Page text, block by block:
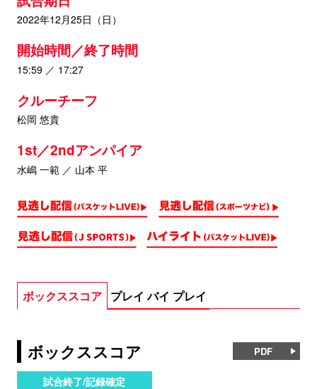
2022年12月25日（日）
開始時間／終了時間
15:59 ／ 17:27
クルーチーフ
松岡 悠貴
1st／2ndアンパイア
水嶋 一範 ／ 山本 平
ボックススコア プレイ バイ プレイ
ボックススコア PDF
試合終了/記録確定